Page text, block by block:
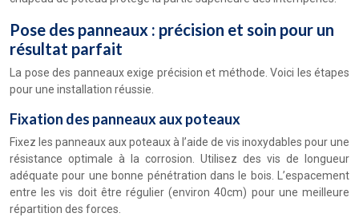
Pose des panneaux : précision et soin pour un
résultat parfait
La pose des panneaux exige précision et méthode. Voici les étapes
pour une installation réussie.
Fixation des panneaux aux poteaux
Fixez les panneaux aux poteaux à l’aide de vis inoxydables pour une
résistance optimale à la corrosion. Utilisez des vis de longueur
adéquate pour une bonne pénétration dans le bois. L’espacement
entre les vis doit être régulier (environ 40cm) pour une meilleure
répartition des forces.